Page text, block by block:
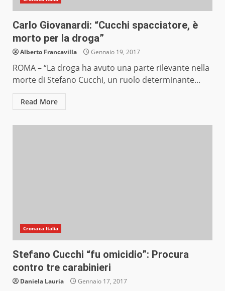
Carlo Giovanardi: “Cucchi spacciatore, è
morto per la droga”
Alberto Francavilla Gennaio 19, 2017
ROMA – “La droga ha avuto una parte rilevante nella
morte di Stefano Cucchi, un ruolo determinante...
Read More
Cronaca Italia
Stefano Cucchi “fu omicidio”: Procura
contro tre carabinieri
Daniela Lauria Gennaio 17, 2017